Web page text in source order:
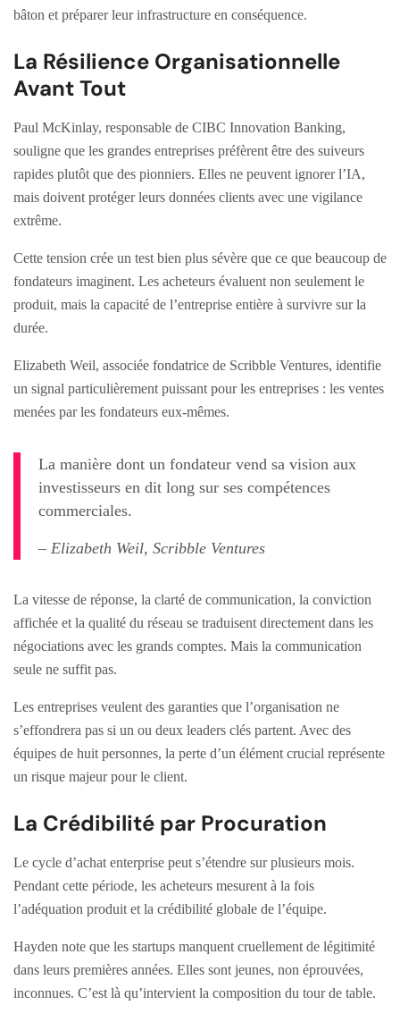
bâton et préparer leur infrastructure en conséquence.
La Résilience Organisationnelle
Avant Tout
Paul McKinlay, responsable de CIBC Innovation Banking,
souligne que les grandes entreprises préfèrent être des suiveurs
rapides plutôt que des pionniers. Elles ne peuvent ignorer l’IA,
mais doivent protéger leurs données clients avec une vigilance
extrême.
Cette tension crée un test bien plus sévère que ce que beaucoup de
fondateurs imaginent. Les acheteurs évaluent non seulement le
produit, mais la capacité de l’entreprise entière à survivre sur la
durée.
Elizabeth Weil, associée fondatrice de Scribble Ventures, identifie
un signal particulièrement puissant pour les entreprises : les ventes
menées par les fondateurs eux-mêmes.
La manière dont un fondateur vend sa vision aux
investisseurs en dit long sur ses compétences
commerciales.
– Elizabeth Weil, Scribble Ventures
La vitesse de réponse, la clarté de communication, la conviction
affichée et la qualité du réseau se traduisent directement dans les
négociations avec les grands comptes. Mais la communication
seule ne suffit pas.
Les entreprises veulent des garanties que l’organisation ne
s’effondrera pas si un ou deux leaders clés partent. Avec des
équipes de huit personnes, la perte d’un élément crucial représente
un risque majeur pour le client.
La Crédibilité par Procuration
Le cycle d’achat enterprise peut s’étendre sur plusieurs mois.
Pendant cette période, les acheteurs mesurent à la fois
l’adéquation produit et la crédibilité globale de l’équipe.
Hayden note que les startups manquent cruellement de légitimité
dans leurs premières années. Elles sont jeunes, non éprouvées,
inconnues. C’est là qu’intervient la composition du tour de table.